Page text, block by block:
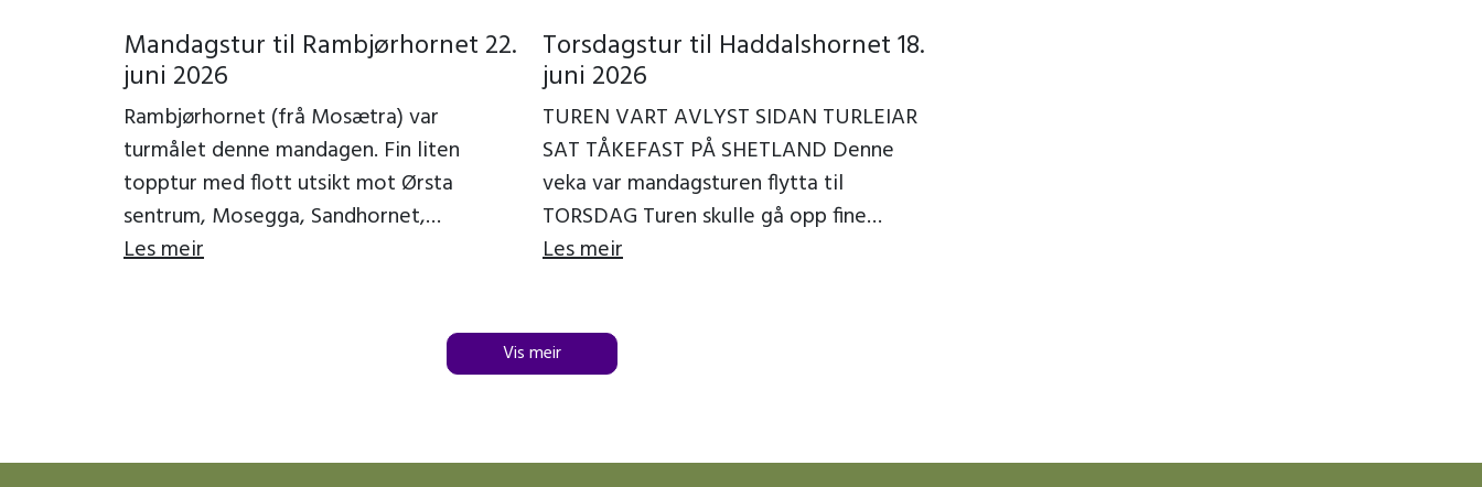
Mandagstur til Rambjørhornet 22.
juni 2026
Rambjørhornet (frå Mosætra) var
turmålet denne mandagen. Fin liten
topptur med flott utsikt mot Ørsta
sentrum, Mosegga, Sandhornet,
Brekkeheida, Kjerringa, Saudehornet og
Les meir
Torsdagstur til Haddalshornet 18.
juni 2026
TUREN VART AVLYST SIDAN TURLEIAR
SAT TÅKEFAST PÅ SHETLAND Denne
veka var mandagsturen flytta til
TORSDAG Turen skulle gå opp fine
Klungsdalen til Haddalshornet, på fin sti
Les meir
Vis meir